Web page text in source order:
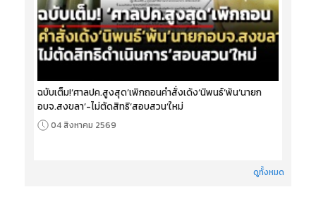
ฉบับเต็ม!‘ศาลปค.สูงสุด’เพิกถอนคำสั่งเด้ง‘นิพนธ์’พ้น‘นายก
อบจ.สงขลา’-ไม่ตัดสิทธิ‘สอบสวน’ใหม่
04 สิงหาคม 2569
ดูทั้งหมด